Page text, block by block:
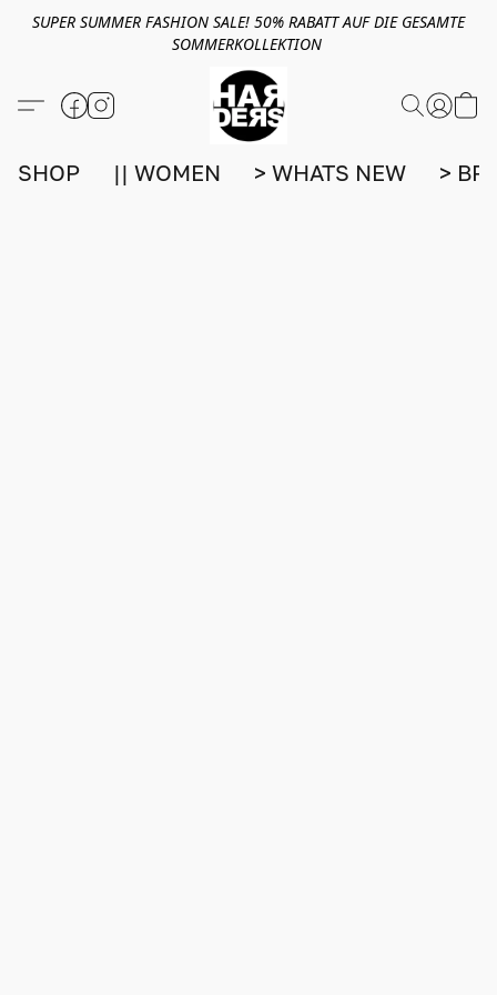
SUPER SUMMER FASHION SALE! 50% RABATT AUF DIE GESAMTE
SOMMERKOLLEKTION
SHOP || WOMEN > WHATS NEW >